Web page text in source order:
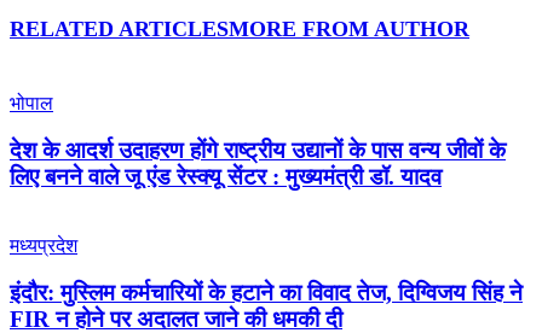
RELATED ARTICLESMORE FROM AUTHOR
भोपाल
देश के आदर्श उदाहरण होंगे राष्ट्रीय उद्यानों के पास वन्य जीवों के
लिए बनने वाले जू एंड रेस्क्यू सेंटर : मुख्यमंत्री डॉ. यादव
मध्यप्रदेश
इंदौर: मुस्लिम कर्मचारियों के हटाने का विवाद तेज, दिग्विजय सिंह ने
FIR न होने पर अदालत जाने की धमकी दी